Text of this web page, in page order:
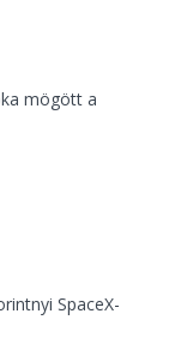
mögött a
SpaceX-